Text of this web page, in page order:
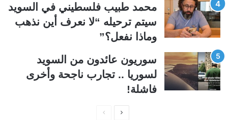
محمد طبيب فلسطيني في السويد
سيتم ترحيله “لا نعرف أين نذهب
وماذا نفعل؟”
سوريون عائدون من السويد
لسوريا .. تجارب ناجحة وأخرى
فاشلة!